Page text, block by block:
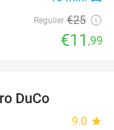
Regulier €25
€11 ,99
DuCo
9.0 star